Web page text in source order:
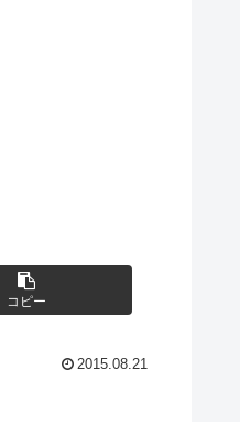
コピー
2015.08.21